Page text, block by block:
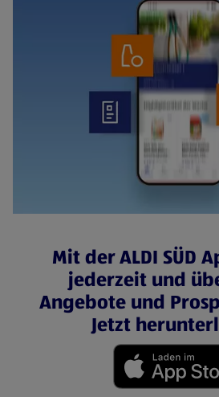
Mit der ALDI SÜD
jederzeit und
Angebote und
Jetzt